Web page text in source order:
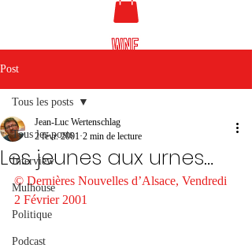
Post
Tous les posts
Interview
Mulhouse
Politique
Podcast
Tous les posts
Les jeunes aux urnes…
Jean-Luc Wertenschlag
2 févr. 2001 2 min de lecture
© Dernières Nouvelles d’Alsace, Vendredi
2 Février 2001